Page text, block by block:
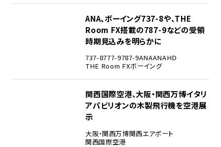
ANA、ボーイング737-8や、THE
Room FX搭載の787-9などの受領
時期見込みを明らかに
737-8777-9787-9ANAANAHD
THE Room FXボーイング
関西国際空港、大阪・関西万博イタリ
アパビリオンの木製飛行機を空港展
示
大阪・関西万博関西エアポート
関西国際空港